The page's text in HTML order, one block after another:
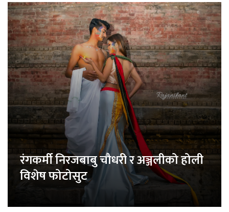
रंगकर्मी निरजबाबु चौधरी र अञ्जलीको होली
विशेष फोटोसुट